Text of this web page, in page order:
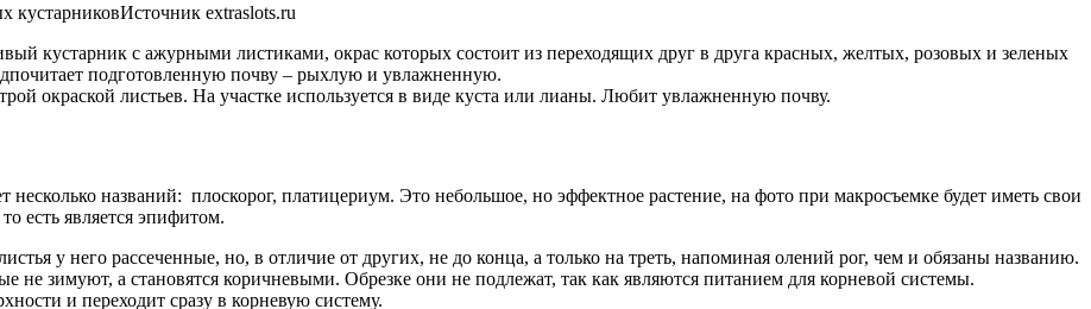
кустарниковИсточник extraslots.ru
кустарник с ажурными листиками, окрас которых состоит из переходящих друг в друга красных, желтых, розовых и зеленых
подготовленную почву – рыхлую и увлажненную.
окраской листьев. На участке используется в виде куста или лианы. Любит увлажненную почву.
названий: плоскорог, платицериум. Это небольшое, но эффектное растение, на фото при макросъемке будет иметь свои
есть является эпифитом.
у него рассеченные, но, в отличие от других, не до конца, а только на треть, напоминая олений рог, чем и обязаны названию.
зимуют, а становятся коричневыми. Обрезке они не подлежат, так как являются питанием для корневой системы.
и переходит сразу в корневую систему.